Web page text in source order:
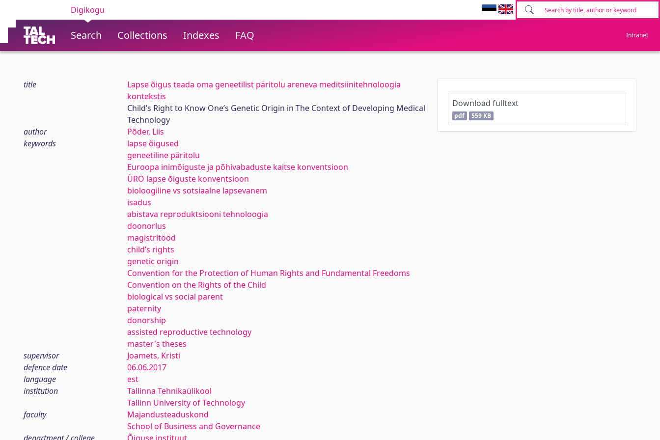
Digikogu
Search Collections Indexes FAQ Intranet
title
Lapse õigus teada oma geneetilist päritolu areneva meditsiinitehnoloogia
kontekstis
Child’s Right to Know One’s Genetic Origin in The Context of Developing Medical
Technology
author
Põder, Liis
keywords
lapse õigused
geneetiline päritolu
Euroopa inimõiguste ja põhivabaduste kaitse konventsioon
ÜRO lapse õiguste konventsioon
bioloogiline vs sotsiaalne lapsevanem
isadus
abistava reproduktsiooni tehnoloogia
doonorlus
magistritööd
child’s rights
genetic origin
Convention for the Protection of Human Rights and Fundamental Freedoms
Convention on the Rights of the Child
biological vs social parent
paternity
donorship
assisted reproductive technology
master's theses
supervisor
Joamets, Kristi
defence date
06.06.2017
language
est
institution
Tallinna Tehnikaülikool
Tallinn University of Technology
faculty
Majandusteaduskond
School of Business and Governance
Download fulltext
pdf 559 KB